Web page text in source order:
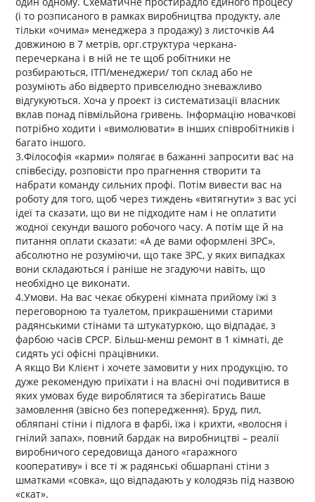
(і то розписаного в рамках виробництва продукту, але
тільки «очима» менеджера з продажу) з листочків А4
довжиною в 7 метрів, орг.структура черкана-
перечеркана і в ній не те щоб робітники не
розбираються, ІТП/менеджери/ топ склад або не
розуміють або відверто привселюдно зневажливо
відгукуються. Хоча у проект із систематизації власник
вклав понад півмільйона гривень. Інформацію новачкові
потрібно ходити і «вимолювати» в інших співробітників і
багато іншого.
3.Філософія «карми» полягає в бажанні запросити вас на
співбесіду, розповісти про прагнення створити та
набрати команду сильних профі. Потім вивести вас на
роботу для того, щоб через тиждень «витягнути» з вас усі
ідеї та сказати, що ви не підходите нам і не оплатити
жодної секунди вашого робочого часу. А потім ще й на
питання оплати сказати: «А де вами оформлені ЗРС»,
абсолютно не розуміючи, що таке ЗРС, у яких випадках
вони складаються і раніше не згадуючи навіть, що
необхідно це виконати.
4.Умови. На вас чекає обкурені кімната прийому їжі з
переговорною та туалетом, прикрашеними старими
радянськими стінами та штукатуркою, що відпадає, з
фарбою часів СРСР. Більш-менш ремонт в 1 кімнаті, де
сидять усі офісні працівники.
А якщо Ви Клієнт і хочете замовити у них продукцію, то
дуже рекомендую приїхати і на власні очі подивитися в
яких умовах буде вироблятися та зберігатись Ваше
замовлення (звісно без попередження). Бруд, пил,
обляпані стіни і підлога в фарбі, їжа і крихти, «волосня і
гнілий запах», повний бардак на виробництві – реалії
виробничого середовища даного «гаражного
кооперативу» і все ті ж радянські обшарпані стіни з
шматками «совка», що відпадають у колодязь під назвою
«скат».